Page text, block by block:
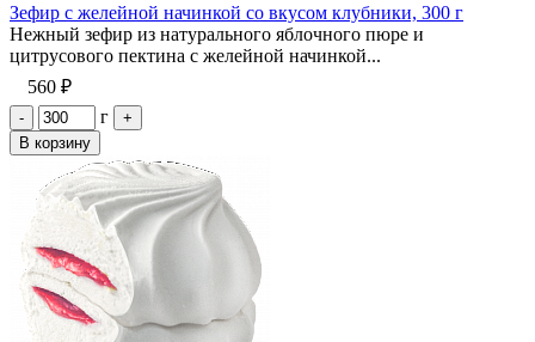
Зефир с желейной начинкой со вкусом клубники, 300 г
Нежный зефир из натурального яблочного пюре и
цитрусового пектина с желейной начинкой...
560 ₽
- г
+
В корзину